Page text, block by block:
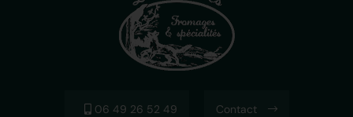
06 49 26 52 49 Contact